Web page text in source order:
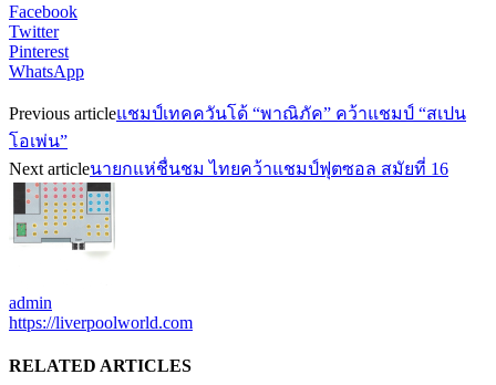
Facebook
Twitter
Pinterest
WhatsApp
Previous articleแชมป์เทคควันโด้ “พาณิภัค” คว้าแชมป์ “สเปน
โอเพ่น”
Next articleนายกแห่ชื่นชม ไทยคว้าแชมป์ฟุตซอล สมัยที่ 16
admin
https://liverpoolworld.com
RELATED ARTICLES